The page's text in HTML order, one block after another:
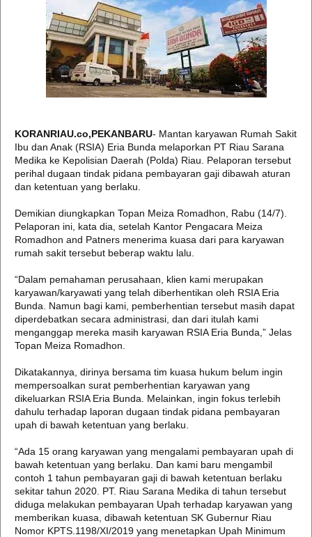
KORANRIAU.co,PEKANBARU- Mantan karyawan Rumah Sakit
Ibu dan Anak (RSIA) Eria Bunda melaporkan PT Riau Sarana
Medika ke Kepolisian Daerah (Polda) Riau. Pelaporan tersebut
perihal dugaan tindak pidana pembayaran gaji dibawah aturan
dan ketentuan yang berlaku.
Demikian diungkapkan Topan Meiza Romadhon, Rabu (14/7).
Pelaporan ini, kata dia, setelah Kantor Pengacara Meiza
Romadhon and Patners menerima kuasa dari para karyawan
rumah sakit tersebut beberap waktu lalu.
“Dalam pemahaman perusahaan, klien kami merupakan
karyawan/karyawati yang telah diberhentikan oleh RSIA Eria
Bunda. Namun bagi kami, pemberhentian tersebut masih dapat
diperdebatkan secara administrasi, dan dari itulah kami
menganggap mereka masih karyawan RSIA Eria Bunda,” Jelas
Topan Meiza Romadhon.
Dikatakannya, dirinya bersama tim kuasa hukum belum ingin
mempersoalkan surat pemberhentian karyawan yang
dikeluarkan RSIA Eria Bunda. Melainkan, ingin fokus terlebih
dahulu terhadap laporan dugaan tindak pidana pembayaran
upah di bawah ketentuan yang berlaku.
“Ada 15 orang karyawan yang mengalami pembayaran upah di
bawah ketentuan yang berlaku. Dan kami baru mengambil
contoh 1 tahun pembayaran gaji di bawah ketentuan berlaku
sekitar tahun 2020. PT. Riau Sarana Medika di tahun tersebut
diduga melakukan pembayaran Upah terhadap karyawan yang
memberikan kuasa, dibawah ketentuan SK Gubernur Riau
Nomor KPTS.1198/XI/2019 yang menetapkan Upah Minimum